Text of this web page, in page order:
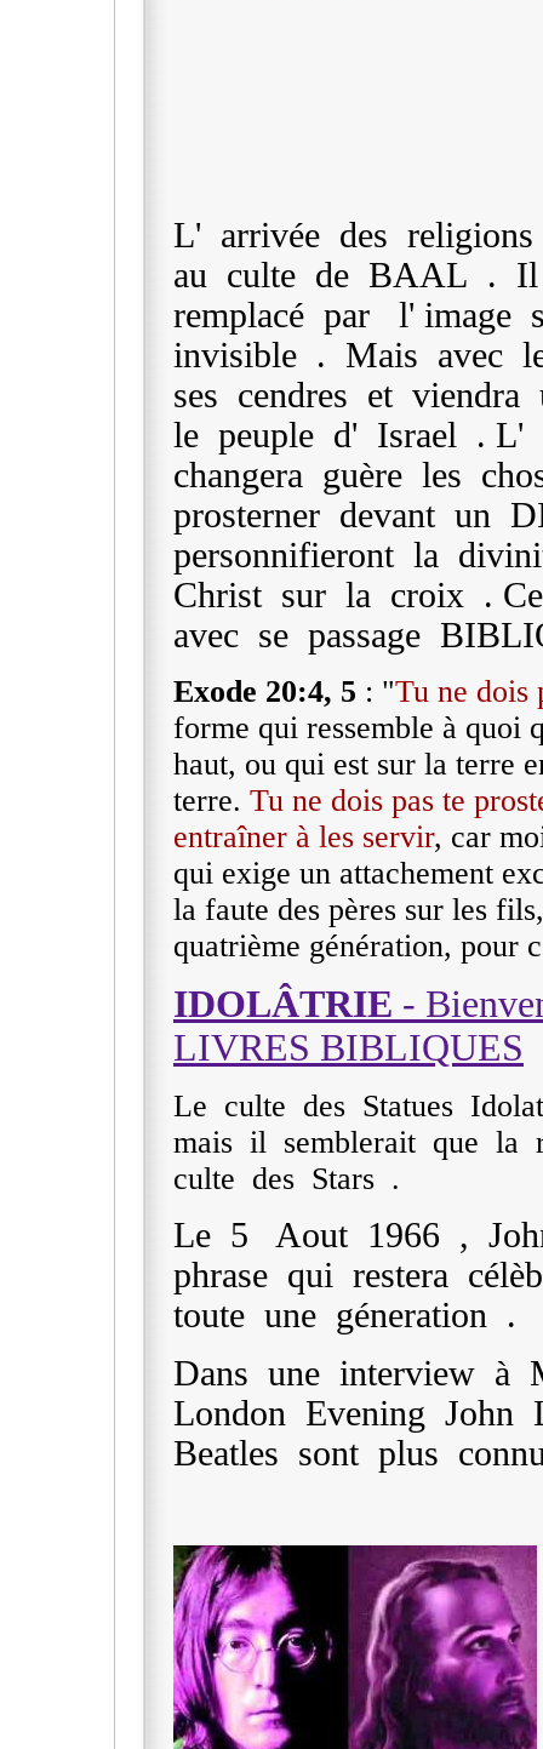
L' arrivée des
au culte de BAAL . Il
remplacé par l' image
invisible . Mais avec
ses cendres et
le peuple d' Israel . L'
changera guère les
prosterner devant un
personnifieront la
Christ sur la croix .
avec se passage
Exode 20:4, 5 : "Tu ne dois
forme qui ressemble à quoi
haut, ou qui est sur la terre
terre. Tu ne dois pas te
entraîner à les servir, car
qui exige un attachement
la faute des pères sur les
quatrième génération, pour
IDOLÂTRIE -
LIVRES BIBLIQUES
Le culte des Statues
mais il semblerait que la
culte des Stars .
Le 5 Aout 1966 ,
phrase qui restera
toute une géneration .
Dans une interview à
London Evening
Beatles sont plus